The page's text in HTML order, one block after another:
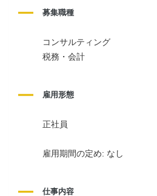
募集職種
コンサルティング
税務・会計
雇用形態
正社員
雇用期間の定め: なし
仕事内容